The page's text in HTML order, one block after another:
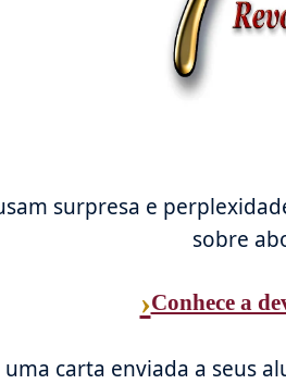
surpresa e
sobre
›Conhece a
uma carta enviada a seus